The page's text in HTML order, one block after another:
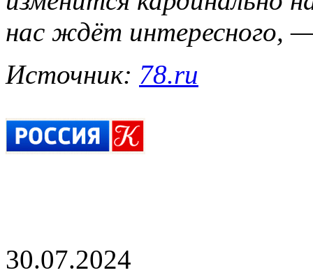
нас ждёт интересного, —
Источник: 78.ru
30.07.2024